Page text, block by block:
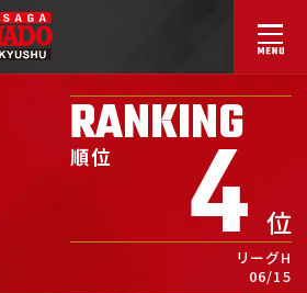
RANKING
順位 4 位
リーグH
06/15